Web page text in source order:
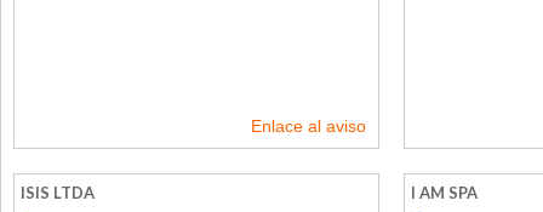
Enlace al aviso
ISIS LTDA
I AM SPA